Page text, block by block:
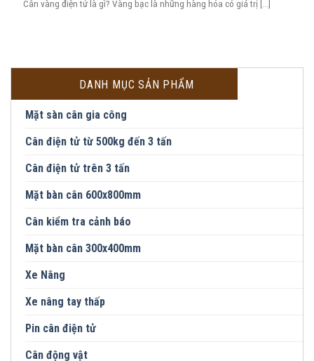
Cân vàng điện tử là gì? Vàng bạc là những hàng hóa có giá trị [...]
DANH MỤC SẢN PHẨM
Mặt sàn cân gia công
Cân điện tử từ 500kg đến 3 tấn
Cân điện tử trên 3 tấn
Mặt bàn cân 600x800mm
Cân kiểm tra cảnh báo
Mặt bàn cân 300x400mm
Xe Nâng
Xe nâng tay thấp
Pin cân điện tử
Cân động vật